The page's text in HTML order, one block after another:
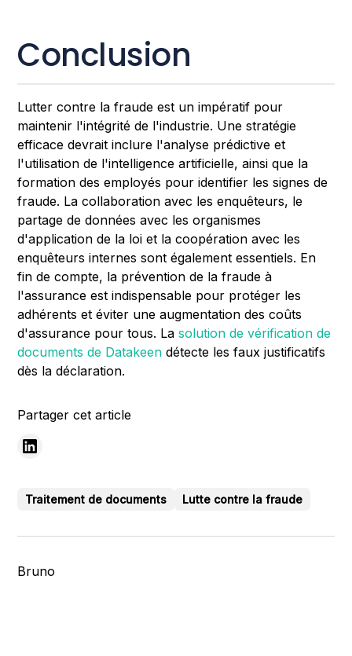
Conclusion
Lutter contre la fraude est un impératif pour
maintenir l'intégrité de l'industrie. Une stratégie
efficace devrait inclure l'analyse prédictive et
l'utilisation de l'intelligence artificielle, ainsi que la
formation des employés pour identifier les signes de
fraude. La collaboration avec les enquêteurs, le
partage de données avec les organismes
d'application de la loi et la coopération avec les
enquêteurs internes sont également essentiels. En
fin de compte, la prévention de la fraude à
l'assurance est indispensable pour protéger les
adhérents et éviter une augmentation des coûts
d'assurance pour tous. Lasolution de vérification de
documents de Datakeen détecte les faux justificatifs
dès la déclaration.
Partager cet article
Lutte contre la fraude
Traitement de documents
Bruno